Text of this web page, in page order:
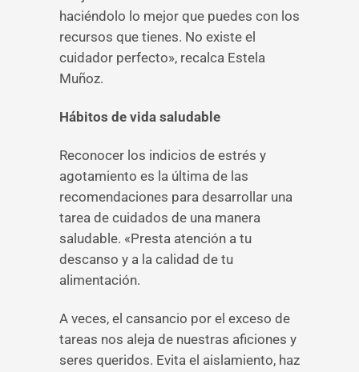
haciéndolo lo mejor que puedes con los
recursos que tienes. No existe el
cuidador perfecto», recalca Estela
Muñoz.
Hábitos de vida saludable
Reconocer los indicios de estrés y
agotamiento es la última de las
recomendaciones para desarrollar una
tarea de cuidados de una manera
saludable. «Presta atención a tu
descanso y a la calidad de tu
alimentación.
A veces, el cansancio por el exceso de
tareas nos aleja de nuestras aficiones y
seres queridos. Evita el aislamiento, haz